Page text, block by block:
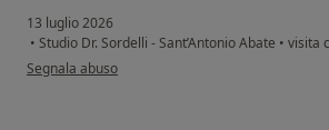
13 luglio 2026
• Studio Dr. Sordelli - Sant’Antonio Abate • visita
secondo l'opinione dell'utente E.Tedesco
Segnala abuso